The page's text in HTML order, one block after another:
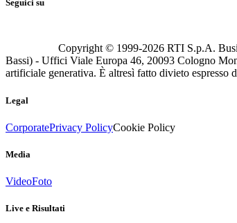
Seguici su
Copyright © 1999-2026 RTI S.p.A.
Bassi) - Uffici Viale Europa 46, 20093 Cologno
artificiale generativa. È altresì fatto divieto espresso
Legal
CorporatePrivacy PolicyCookie Policy
Media
VideoFoto
Live e Risultati